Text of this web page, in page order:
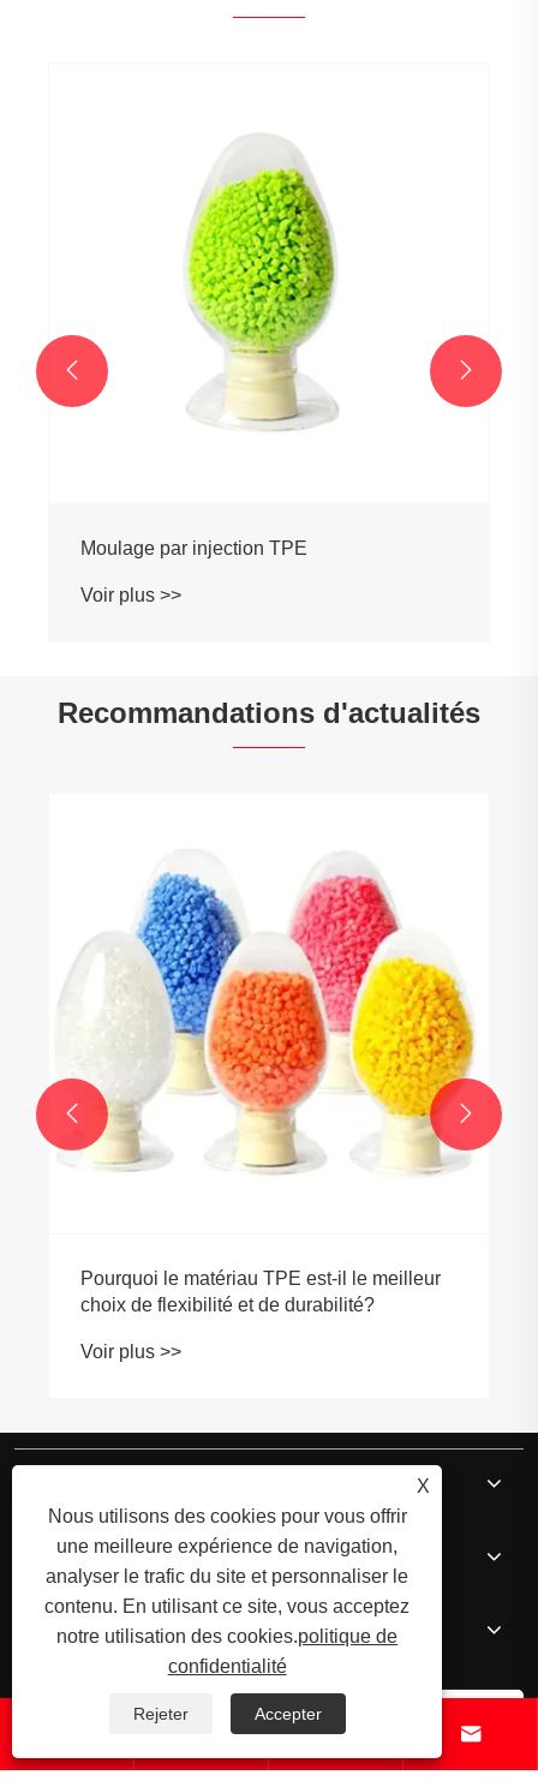
Moulage par injection TPE
Voir plus >>
 
Recommandations d'actualités
Pourquoi le matériau TPE est-il le meilleur
choix de flexibilité et de durabilité?
Voir plus >>
 
Produits de base
Nouvelles
 
X
Nous utilisons des cookies pour vous offrir
une meilleure expérience de navigation,
analyser le trafic du site et personnaliser le
contenu. En utilisant ce site, vous acceptez
notre utilisation des cookies.politique de
confidentialité
Rejeter Accepter